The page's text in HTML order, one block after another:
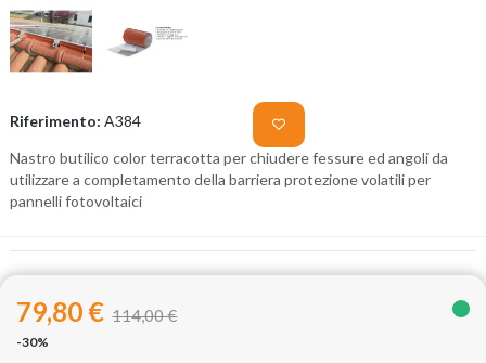
Riferimento: A384
Nastro butilico color terracotta per chiudere fessure ed angoli da
utilizzare a completamento della barriera protezione volatiliper
pannelli fotovoltaici
79,80 € 114,00 €
-30%